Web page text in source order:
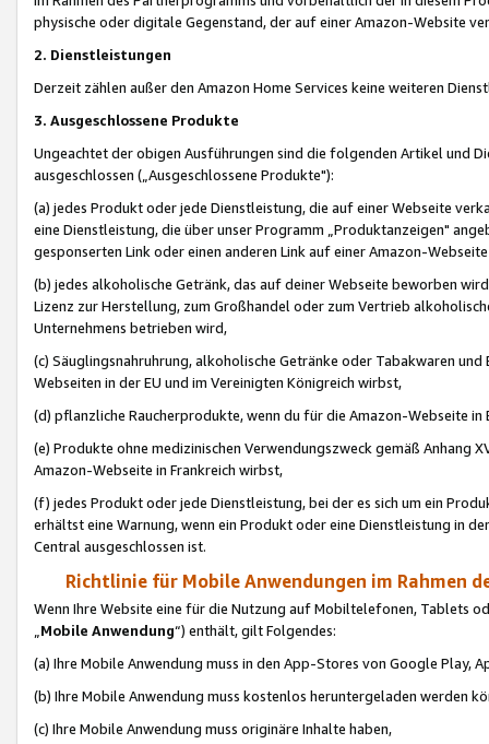
physische oder digitale Gegenstand, der auf einer Amazon-Website
2. Dienstleistungen
Derzeit zählen außer den Amazon Home Services keine weiteren
3. Ausgeschlossene Produkte
Ungeachtet der obigen Ausführungen sind die folgenden Artikel und
ausgeschlossen („Ausgeschlossene Produkte"):
(a) jedes Produkt oder jede Dienstleistung, die auf einer Webseite
eine Dienstleistung, die über unser Programm „Produktanzeigen"
gesponserten Link oder einen anderen Link auf einer Amazon-
(b) jedes alkoholische Getränk, das auf deiner Webseite beworben
Lizenz zur Herstellung, zum Großhandel oder zum Vertrieb
Unternehmens betrieben wird,
(c) Säuglingsnahruhrung, alkoholische Getränke oder Tabakwaren
Webseiten in der EU und im Vereinigten Königreich wirbst,
(d) pflanzliche Raucherprodukte, wenn du für die Amazon-Webseite in
(e) Produkte ohne medizinischen Verwendungszweck gemäß Anhang
Amazon-Webseite in Frankreich wirbst,
(f) jedes Produkt oder jede Dienstleistung, bei der es sich um ein
erhältst eine Warnung, wenn ein Produkt oder eine Dienstleistung in
Central ausgeschlossen ist.
Richtlinie für Mobile Anwendungen im Rahmen
Wenn Ihre Website eine für die Nutzung auf Mobiltelefonen, Tablets
„Mobile Anwendung“) enthält, gilt Folgendes:
(a) Ihre Mobile Anwendung muss in den App-Stores von Google Play,
(b) Ihre Mobile Anwendung muss kostenlos heruntergeladen werden
(c) Ihre Mobile Anwendung muss originäre Inhalte haben,